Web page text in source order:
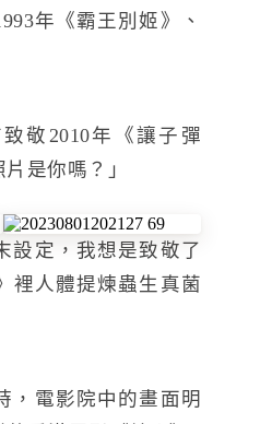
年《霸王別姬》、
敬2010年《讓子彈
是你嗎？」
設定，我想是致敬了
裡人體提煉蟲生真菌
，電影院中的畫面明